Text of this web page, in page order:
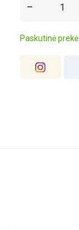
–
Paskutinė prekė